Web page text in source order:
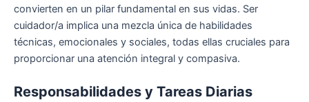
convierten en un pilar fundamental en sus vidas. Ser
cuidador/a implica una mezcla única de habilidades
técnicas, emocionales y sociales, todas ellas cruciales para
proporcionar una atención integral y compasiva.
Responsabilidades y Tareas Diarias